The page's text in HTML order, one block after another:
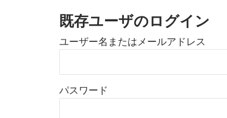
既存ユーザのログイン
ユーザー名またはメールアドレス
パスワード